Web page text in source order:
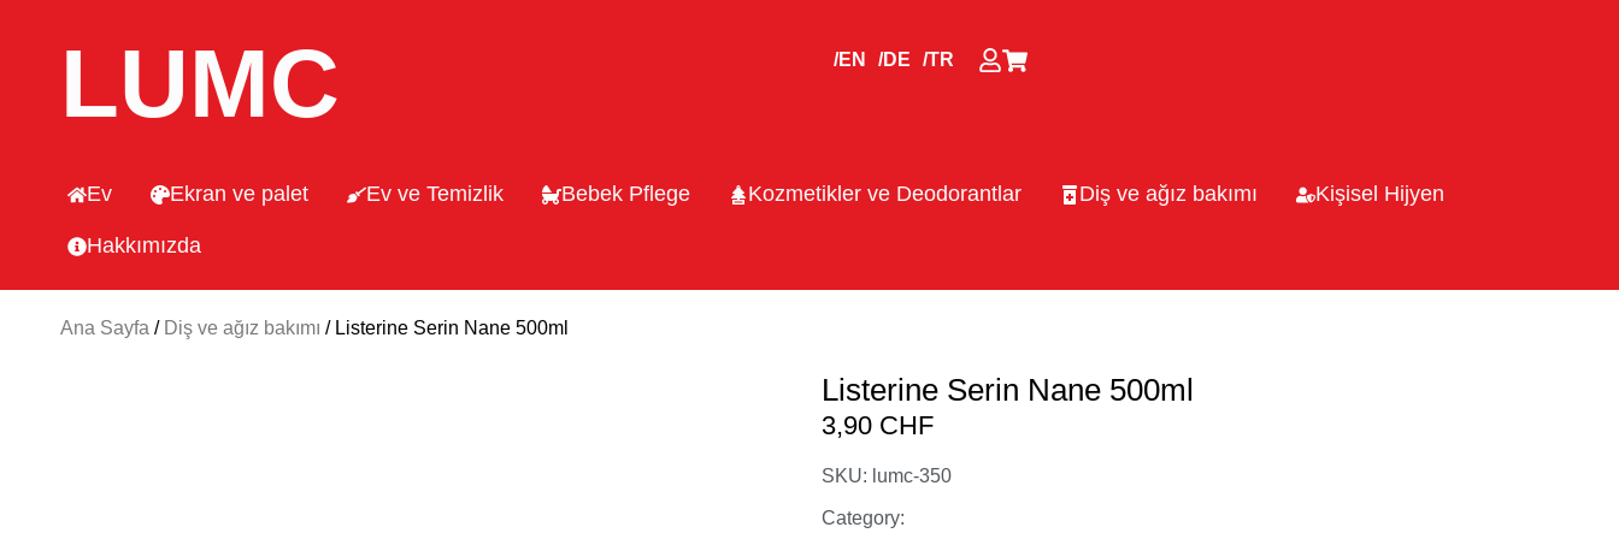
LUMC /EN /DE /TR
Ev Ekran ve palet Ev ve Temizlik Bebek Pflege Kozmetikler ve Deodorantlar Diş ve ağız bakımı Kişisel Hijyen
Hakkımızda
Ana Sayfa / Diş ve ağız bakımı / Listerine Serin Nane 500ml
Listerine Serin Nane 500ml
3,90 CHF
SKU: lumc-350
Category: